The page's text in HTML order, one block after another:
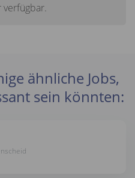
ähnliche Jobs,
sein könnten: